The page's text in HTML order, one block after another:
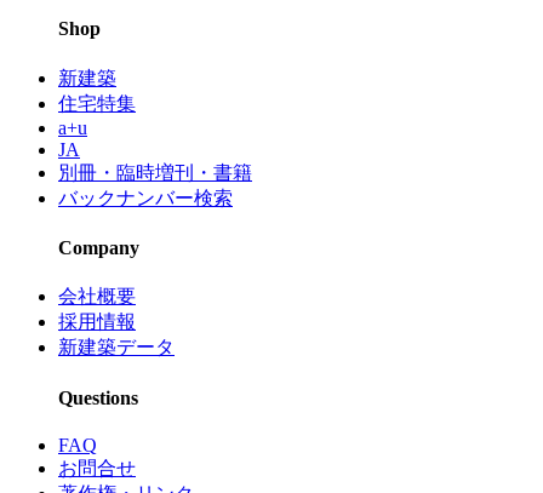
Shop
新建築
住宅特集
a+u
JA
別冊・臨時増刊・書籍
バックナンバー検索
Company
会社概要
採用情報
新建築データ
Questions
FAQ
お問合せ